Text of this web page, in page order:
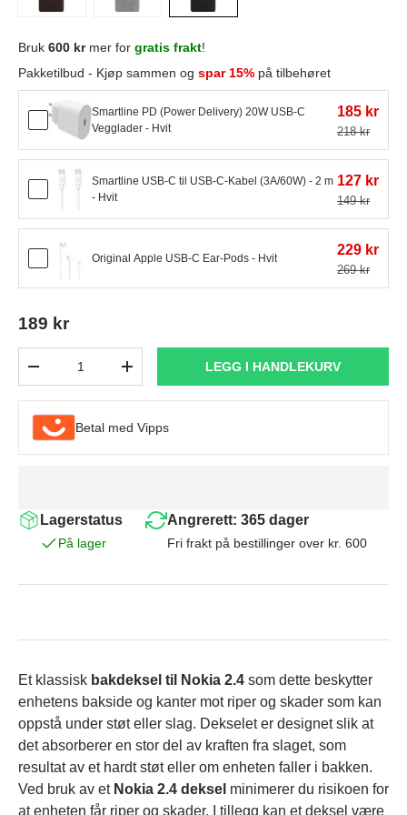
Bruk 600 krmer for gratis frakt!
Pakketilbud - Kjøp sammen og spar 15% på tilbehøret
Smartline PD (Power Delivery) 20W USB-C
Vegglader - Hvit
185 kr
218 kr
Smartline USB-C til USB-C-Kabel (3A/60W) - 2 m
- Hvit
127 kr
149 kr
Original Apple USB-C Ear-Pods - Hvit
229 kr
269 kr
189 kr
+ LEGG I HANDLEKURV
Betal med Vipps
Lagerstatus
På lager
Angrerett: 365 dager
Fri frakt på bestillinger over kr. 600
Et klassisk bakdeksel til Nokia 2.4 som dette beskytter
enhetens bakside og kanter mot riper og skader som kan
oppstå under støt eller slag. Dekselet er designet slik at
det absorberer en stor del av kraften fra slaget, som
resultat av et hardt støt eller om enheten faller i bakken.
Ved bruk av et Nokia 2.4 deksel minimerer du risikoen for
at enheten får riper og skader. I tillegg kan et deksel være